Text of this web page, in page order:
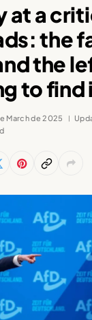
at a
the
the
to find
March de 2025